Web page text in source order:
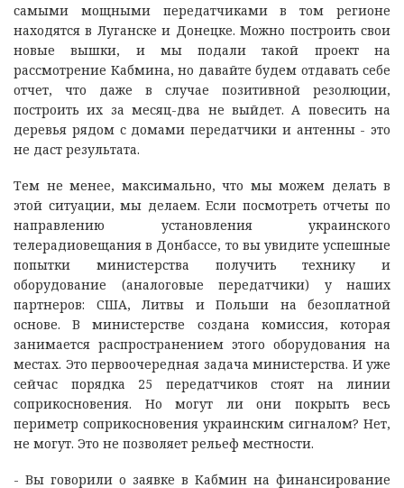
самыми мощными передатчиками в том регионе
находятся в Луганске и Донецке. Можно построить свои
новые вышки, и мы подали такой проект на
рассмотрение Кабмина, но давайте будем отдавать себе
отчет, что даже в случае позитивной резолюции,
построить их за месяц-два не выйдет. А повесить на
деревья рядом с домами передатчики и антенны - это
не даст результата.
Тем не менее, максимально, что мы можем делать в
этой ситуации, мы делаем. Если посмотреть отчеты по
направлению установления украинского
телерадиовещания в Донбассе, то вы увидите успешные
попытки министерства получить технику и
оборудование (аналоговые передатчики) у наших
партнеров: США, Литвы и Польши на безоплатной
основе. В министерстве создана комиссия, которая
занимается распространением этого оборудования на
местах. Это первоочередная задача министерства. И уже
сейчас порядка 25 передатчиков стоят на линии
соприкосновения. Но могут ли они покрыть весь
периметр соприкосновения украинским сигналом? Нет,
не могут. Это не позволяет рельеф местности.
- Вы говорили о заявке в Кабмин на финансирование